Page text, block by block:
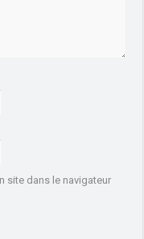
site dans le navigateur